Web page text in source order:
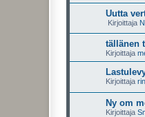
Uutta
Kirjoittaja
tällänen
Kirjoittaja
Kirjoittaja
Ny om
Kirjoittaja